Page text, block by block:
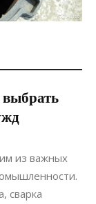
из важных
сварка